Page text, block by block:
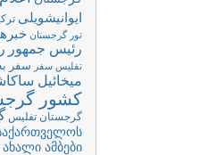
ایوانیشویلی
تور گرجستان
رئیس جمهور
تفلیس سفر سفر
میخائیل
کشور
گرجستان تفلیس
ამბები